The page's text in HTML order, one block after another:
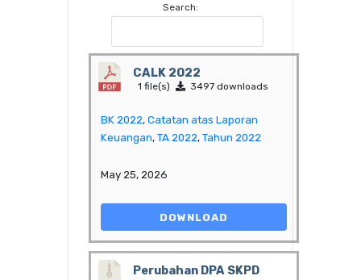
Search:
CALK 2022
1 file(s) 3497 downloads
BK 2022, Catatan atas Laporan
Keuangan, TA 2022, Tahun 2022
May 25, 2026
DOWNLOAD
Perubahan DPA SKPD